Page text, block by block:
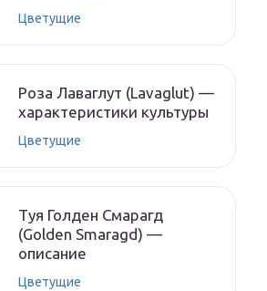
Цветущие
Роза Лаваглут (Lavaglut) —
характеристики культуры
Цветущие
Туя Голден Смарагд
(Golden Smaragd) —
описание
Цветущие